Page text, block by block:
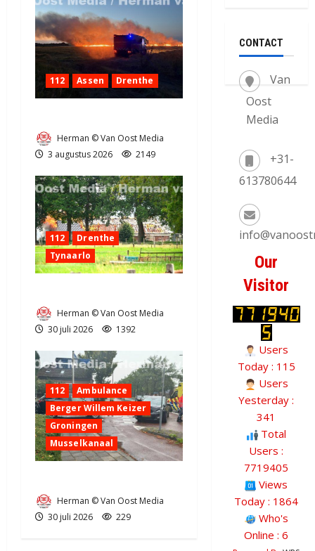
112 Assen Drenthe
Herman © Van Oost Media
3 augustus 2026
2149
112
Drenthe
Tynaarlo
Herman © Van Oost Media
30 juli 2026
1392
112
Ambulance
Berger Willem Keizer
Groningen
Musselkanaal
Herman © Van Oost Media
30 juli 2026
229
CONTACT
Van
Oost
Media
+31-
613780644
Our
Visitor
Users
Today : 115
Users
Yesterday :
341
Total
Users :
7719405
Views
Today : 1864
Who's
Online : 6